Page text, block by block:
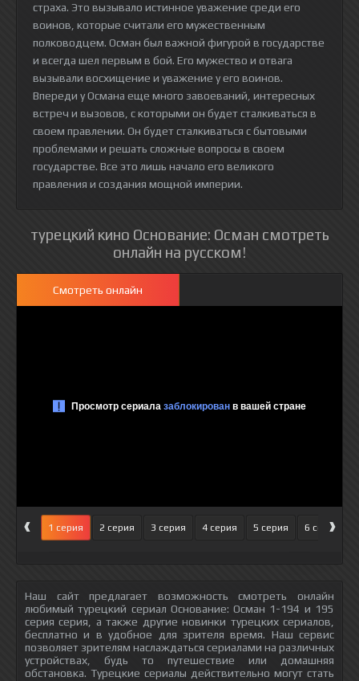
страха. Это вызывало истинное уважение среди его
воинов, которые считали его мужественным
полководцем. Осман был важной фигурой в государстве
и всегда шел первым в бой. Его мужество и отвага
вызывали восхищение и уважение у его воинов.
Впереди у Османа еще много завоеваний, интересных
встреч и вызовов, с которыми он будет сталкиваться в
своем правлении. Он будет сталкиваться с бытовыми
проблемами и решать сложные вопросы в своем
государстве. Все это лишь начало его великого
правления и создания мощной империи.
турецкий кино Основание: Осман смотреть
онлайн на русском!
Смотреть онлайн
‹ 1 серия 2 серия 3 серия 4 серия 5 серия 6 серия
›
Наш сайт предлагает возможность смотреть онлайн
любимый турецкий сериал Основание: Осман 1-194 и 195
серия серия, а также другие новинки турецких сериалов,
бесплатно и в удобное для зрителя время. Наш сервис
позволяет зрителям наслаждаться сериалами на различных
устройствах, будь то путешествие или домашняя
обстановка. Турецкие сериалы действительно могут стать